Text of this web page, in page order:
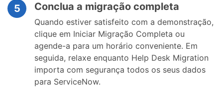
5 Conclua a migração completa
Quando estiver satisfeito com a demonstração,
clique em Iniciar Migração Completa ou
agende-a para um horário conveniente. Em
seguida, relaxe enquanto Help Desk Migration
importa com segurança todos os seus dados
para ServiceNow.